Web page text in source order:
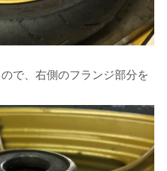
で、右側のフランジ部分を